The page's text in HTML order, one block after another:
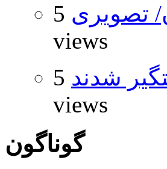
تصویری 5
views
شدند 5
views
گوناگون